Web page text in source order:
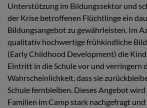
Unterstützung im Bildungssektor und
der Krise betroffenen Flüchtlinge ein
Bildungsangebot zu gewährleisten. Im
qualitativ hochwertige frühkindliche
(Early Childhood Development) die
Eintritt in die Schule vor und verringern
Wahrscheinlichkeit, dass sie
Schule fernbleiben. Dieses Angebot
Familien im Camp stark nachgefragt